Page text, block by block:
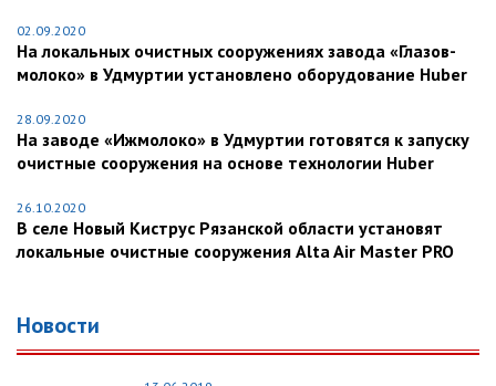
02.09.2020
На локальных очистных сооружениях завода «Глазов-
молоко» в Удмуртии установлено оборудование Huber
28.09.2020
На заводе «Ижмолоко» в Удмуртии готовятся к запуску
очистные сооружения на основе технологии Huber
26.10.2020
В селе Новый Киструс Рязанской области установят
локальные очистные сооружения Alta Air Master PRO
Новости